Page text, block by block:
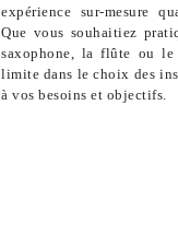
expérience sur-mesure
Que vous souhaitiez
saxophone, la flûte ou
limite dans le choix des
à vos besoins et objectifs.